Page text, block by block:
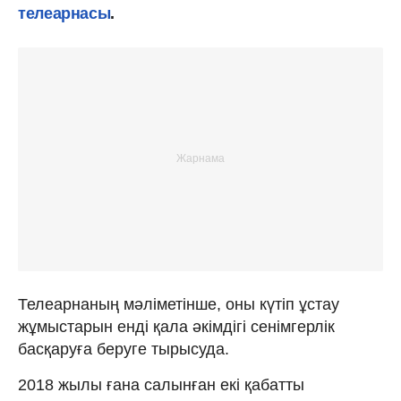
телеарнасы.
Телеарнаның мәліметінше, оны күтіп ұстау
жұмыстарын енді қала әкімдігі сенімгерлік
басқаруға беруге тырысуда.
2018 жылы ғана салынған екі қабатты